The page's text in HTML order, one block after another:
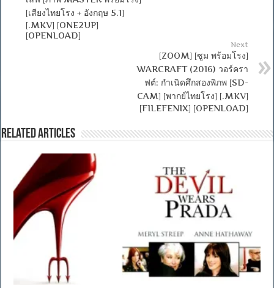
[เสียงไทยโรง + อังกฤษ 5.1]
[.MKV] [ONE2UP]
[OPENLOAD]
Next
[ZOOM] [ซูม พร้อมโรง]
WARCRAFT (2016) วอร์ครา
ฟต์: กำเนิดศึกสองพิภพ [SD-
CAM] [พากย์ไทยโรง] [.MKV]
[FILEFENIX] [OPENLOAD]
Related Articles